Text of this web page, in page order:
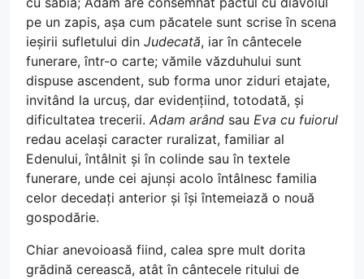
pe un zapis, așa cum păcatele sunt scrise în scena
ieșirii sufletului din Judecată, iar în cântecele
funerare, într-o carte; vămile văzduhului sunt
dispuse ascendent, sub forma unor ziduri etajate,
invitând la urcuș, dar evidențiind, totodată, și
dificultatea trecerii. Adam arând sau Eva cu fuiorul
redau același caracter ruralizat, familiar al
Edenului, întâlnit și în colinde sau în textele
funerare, unde cei ajunși acolo întâlnesc familia
celor decedați anterior și își întemeiază o nouă
gospodărie.
Chiar anevoioasă fiind, calea spre mult dorita
grădină cerească, atât în cântecele ritului de